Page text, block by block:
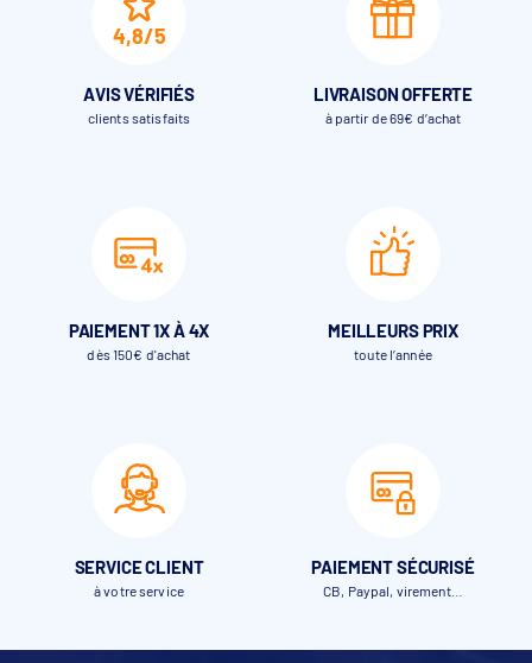
rendu moderne, lumineux et naturel qui met en valeur l’eau
et l’architecture du bassin.
4,8/5
AVIS VÉRIFIÉS
clients satisfaits
LIVRAISON OFFERTE
à partir de 69€ d’achat
PAIEMENT 1X À 4X
dès 150€ d'achat
MEILLEURS PRIX
toute l’année
SERVICE CLIENT
à votre service
PAIEMENT SÉCURISÉ
CB, Paypal, virement…